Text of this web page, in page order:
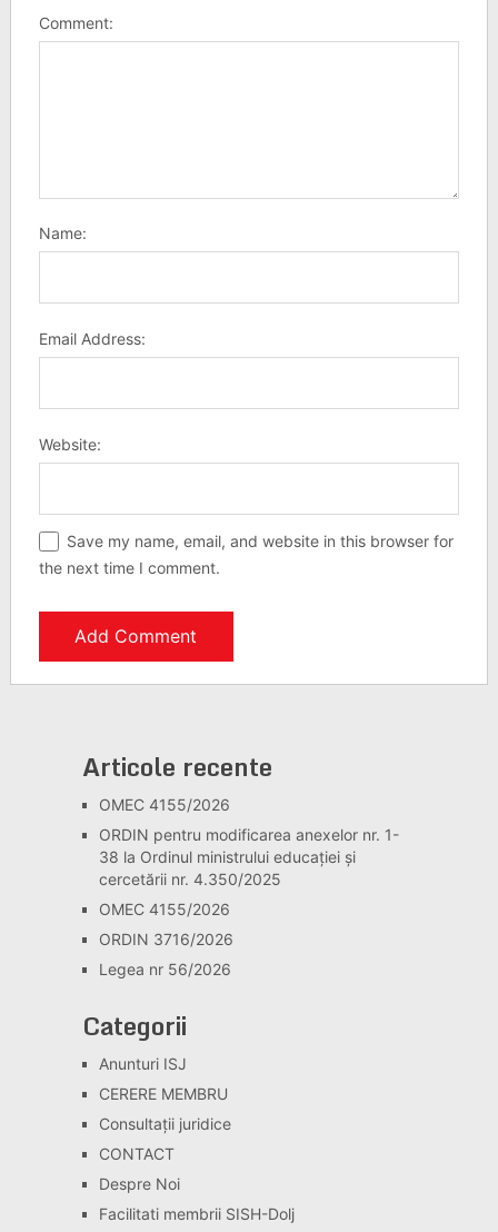
Comment:
Name:
Email Address:
Website:
Save my name, email, and website in this browser for
the next time I comment.
Articole recente
OMEC 4155/2026
ORDIN pentru modificarea anexelor nr. 1-
38 la Ordinul ministrului educației și
cercetării nr. 4.350/2025
OMEC 4155/2026
ORDIN 3716/2026
Legea nr 56/2026
Categorii
Anunturi ISJ
CERERE MEMBRU
Consultaţii juridice
CONTACT
Despre Noi
Facilitati membrii SISH-Dolj